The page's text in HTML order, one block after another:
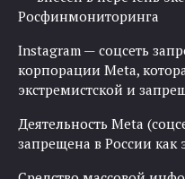
Росфинмониторинга
Instagram — соцсеть
корпорации Meta,
экстремистской и
Деятельность Meta
запрещена в России как